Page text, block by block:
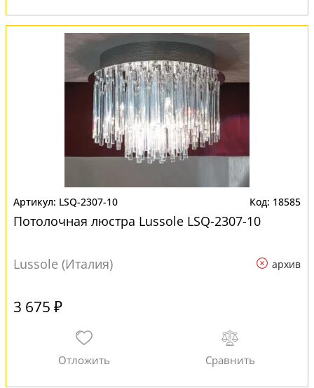
LSQ-2307-10 18585
Потолочная люстра Lussole LSQ-2307-10
Lussole (Италия) архив
3 675 ₽